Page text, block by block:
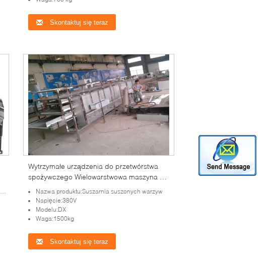
Skontaktuj się teraz
Wytrzymałe urządzenia do przetwórstwa
spożywczego Wielowarstwowa maszyna do
odwadniania warzyw
Nazwa produktu:Suszarnia suszonych warzyw
Napięcie:380V
Modelu:DX
Waga:1500kg
Skontaktuj się teraz